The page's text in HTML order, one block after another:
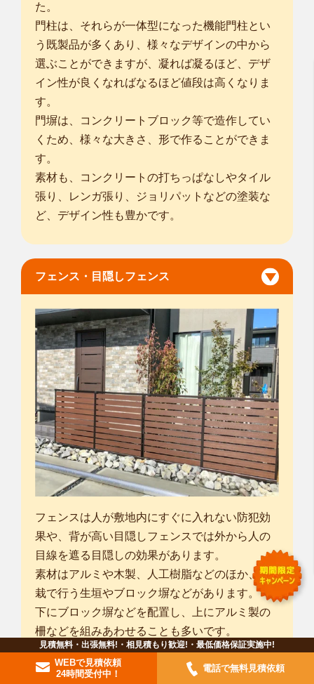
た。
門柱は、それらが一体型になった機能門柱とい
う既製品が多くあり、様々なデザインの中から
選ぶことができますが、凝れば凝るほど、デザ
イン性が良くなればなるほど値段は高くなりま
す。
門塀は、コンクリートブロック等で造作してい
くため、様々な大きさ、形で作ることができま
す。
素材も、コンクリートの打ちっぱなしやタイル
張り、レンガ張り、ジョリパットなどの塗装な
ど、デザイン性も豊かです。
フェンス・目隠しフェンス
フェンスは人が敷地内にすぐに入れない防犯効
果や、背が高い目隠しフェンスでは外から人の
目線を遮る目隠しの効果があります。
素材はアルミや木製、人工樹脂などのほか、植
栽で行う生垣やブロック塀などがあります。
下にブロック塀などを配置し、上にアルミ製の
柵などを組みあわせることも多いです。
ただし、目隠しフェンスの場合は、ブロック上
に施工はできませんので、独立基礎ブロックを
見積無料・出張無料!・相見積もり歓迎!・最低価格保証実施中!
WEBで見積依頼
24時間受付中！
電話で無料見積依頼